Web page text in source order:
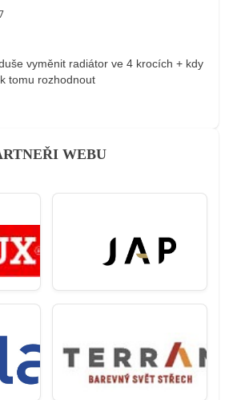
vyměnit radiátor ve 4 krocích + kdy
tomu rozhodnout
WEBU